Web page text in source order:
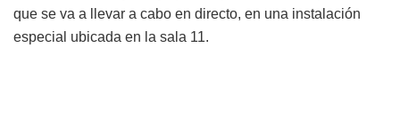
que se va a llevar a cabo en directo, en una instalación
especial ubicada en la sala 11.